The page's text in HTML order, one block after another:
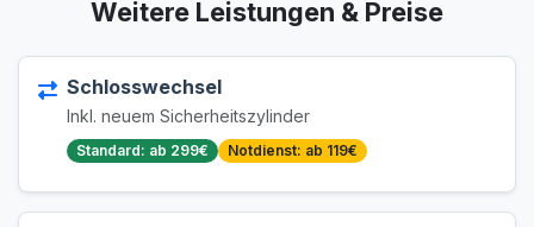
Weitere Leistungen & Preise
Schlosswechsel
Inkl. neuem Sicherheitszylinder
Standard: ab 299€ Notdienst: ab 119€